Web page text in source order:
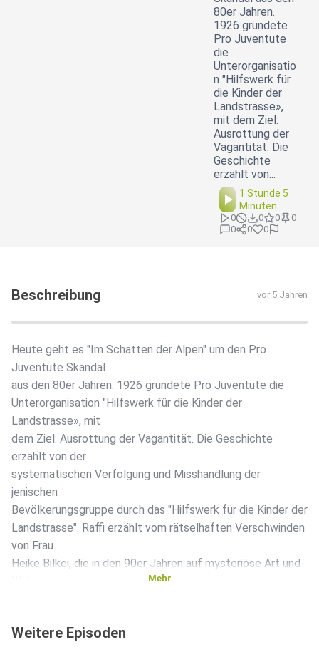
80er Jahren.
1926 gründete
Pro Juventute
die
Unterorganisatio
n "Hilfswerk für
die Kinder der
Landstrasse»,
mit dem Ziel:
Ausrottung der
Vagantität. Die
Geschichte
erzählt von...
1 Stunde 5
Minuten
0 0 0
0
0
0 0
Beschreibung vor 5 Jahren
Heute geht es "Im Schatten der Alpen" um den Pro
Juventute Skandal
aus den 80er Jahren. 1926 gründete Pro Juventute die
Unterorganisation "Hilfswerk für die Kinder der
Landstrasse», mit
dem Ziel: Ausrottung der Vagantität. Die Geschichte
erzählt von der
systematischen Verfolgung und Misshandlung der
jenischen
Bevölkerungsgruppe durch das "Hilfswerk für die Kinder der
Landstrasse". Raffi erzählt vom rätselhaften Verschwinden
von Frau
Heike Bilkei, die in den 90er Jahren auf mysteriöse Art und
doch wird seine Geschichte vor Gericht standhalten?
Mehr
Weitere Episoden